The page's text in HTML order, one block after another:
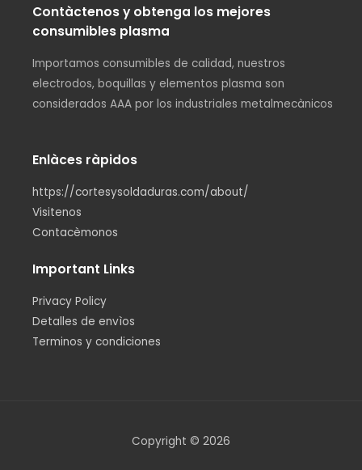
Contàctenos y obtenga los mejores
consumibles plasma
Importamos consumibles de calidad, nuestros
electrodos, boquillas y elementos plasma son
considerados AAA por los industriales metalmecànicos
Enlàces ràpidos
https://cortesysoldaduras.com/about/
Visitenos
Contacèmonos
Important Links
Privacy Policy
Detalles de envìos
Terminos y condiciones
Copyright © 2026